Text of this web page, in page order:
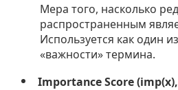
Мера того, насколько
распространенным
Используется как один
«важности» термина.
Importance Score